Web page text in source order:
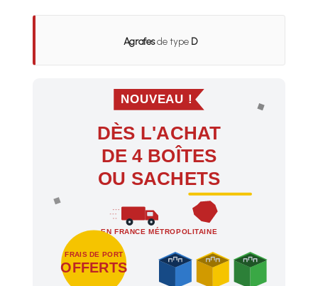
Agrafesde type D
NOUVEAU !
DÈS L'ACHAT
DE 4 BOÎTES
OU SACHETS
EN FRANCE MÉTROPOLITAINE
FRAIS DE PORT
OFFERTS